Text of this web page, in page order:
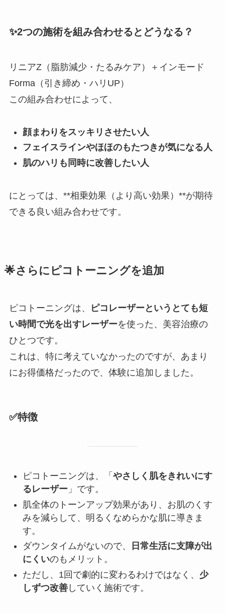
✨2つの施術を組み合わせるとどうなる？
リニアZ（脂肪減少・たるみケア）＋インモード
Forma（引き締め・ハリUP）
この組み合わせによって、
顔まわりをスッキリさせたい人
フェイスラインやほほのもたつきが気になる人
肌のハリも同時に改善したい人
にとっては、**相乗効果（より高い効果）**が期待
できる良い組み合わせです。
🌟さらにピコトーニングを追加
ピコトーニングは、
ピコレーザーというとても短
い時間で光を出すレーザーを使った、美容治療の
ひとつです。
これは、特に考えていなかったのですが、あまり
にお得価格だったので、体験に追加しました。
✅特徴
ピコトーニングは、「 やさしく肌をきれいにす
るレーザー 」です。
肌全体のトーンアップ効果があり、お肌のくす
みを減らして、明るくなめらかな肌に導きま
す。
ダウンタイムがないので、
日常生活に支障が出
にくいのもメリット。
ただし、1回で劇的に変わるわけではなく、 少
しずつ改善していく施術です。